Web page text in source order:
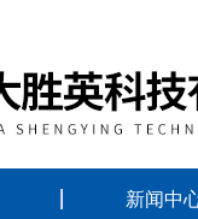
新闻中